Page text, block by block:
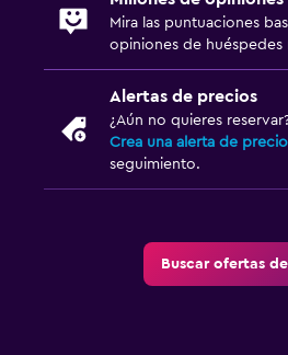
Mira las puntuaciones
opiniones de huéspedes
Alertas de precios
¿Aún no quieres
Crea una alerta de
seguimiento.
Buscar ofertas